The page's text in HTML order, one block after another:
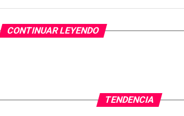
CONTINUAR LEYENDO
TENDENCIA